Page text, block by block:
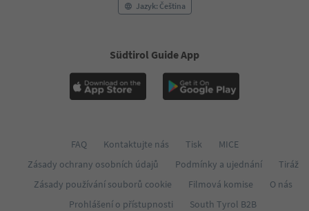
Jazyk: Čeština
Südtirol Guide App
FAQ Kontaktujte nás Tisk
MICE
Zásady ochrany osobních údajů
Podmínky a ujednání
Tiráž
Zásady používání souborů cookie
Filmová komise
O nás
Prohlášení o přístupnosti
South Tyrol B2B